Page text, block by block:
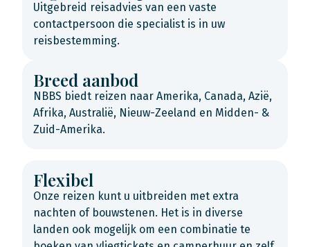
Uitgebreid reisadvies van een vaste
contactpersoon die specialist is in uw
reisbestemming.
Breed aanbod
NBBS biedt reizen naar Amerika, Canada, Azië,
Afrika, Australië, Nieuw-Zeeland en Midden- &
Zuid-Amerika.
Flexibel
Onze reizen kunt u uitbreiden met extra
nachten of bouwstenen. Het is in diverse
landen ook mogelijk om een combinatie te